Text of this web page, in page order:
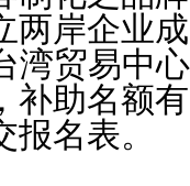
两岸企业
贸易中心
补助名额
报名表。